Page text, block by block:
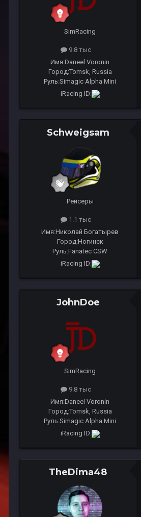
SimRacing
9.8 тыс
Имя:Daneel Voronin
Город:Tomsk, Russia
Руль:Simagic Alpha Mini
iRacing ID:
Schweigsam
Рейсеры
1.1 тыс
Имя:Николай Богатырев
Город:Ногинск
Руль:Fanatec CSW
iRacing ID:
JohnDoe
SimRacing
9.8 тыс
Имя:Daneel Voronin
Город:Tomsk, Russia
Руль:Simagic Alpha Mini
iRacing ID:
TheDima48